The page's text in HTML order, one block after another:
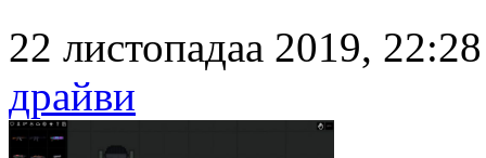
22 листопадаа 2019,
драйви